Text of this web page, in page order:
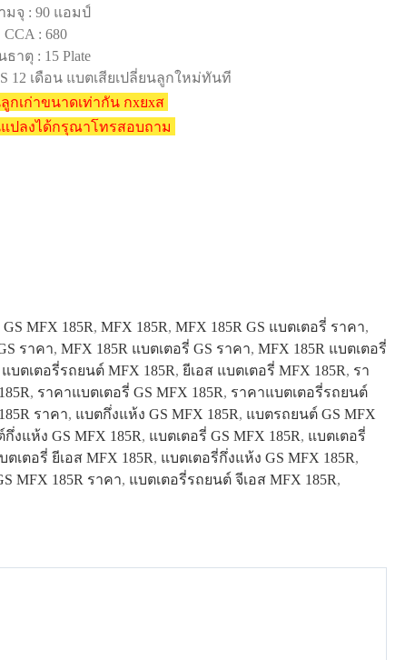
มจุ : 90 แอมป์
CCA : 680
ธาตุ : 15 Plate
12 เดือน แบตเสียเปลี่ยนลูกใหม่ทันที
กเก่าขนาดเท่ากัน กxยxส
แปลงได้กรุณาโทรสอบถาม
GS MFX 185R, MFX 185R, MFX 185R GS แบตเตอรี่ ราคา,
ราคา, MFX 185R แบตเตอรี่ GS ราคา, MFX 185R แบตเตอรี่
แบตเตอรี่รถยนต์ MFX 185R, ยีเอส แบตเตอรี่ MFX 185R, รา
, ราคาแบตเตอรี่ GS MFX 185R, ราคาแบตเตอรี่รถยนต์
ราคา, แบตกึ่งแห้ง GS MFX 185R, แบตรถยนต์ GS MFX
งแห้ง GS MFX 185R, แบตเตอรี่ GS MFX 185R, แบตเตอรี่
ตเตอรี่ ยีเอส MFX 185R, แบตเตอรี่กึ่งแห้ง GS MFX 185R,
MFX 185R ราคา, แบตเตอรี่รถยนต์ จีเอส MFX 185R,